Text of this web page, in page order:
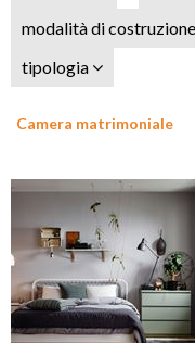
modalità di costruzione
tipologia
Camera matrimoniale